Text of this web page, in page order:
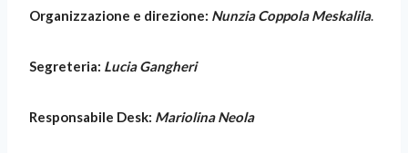
Organizzazione e direzione: Nunzia Coppola Meskalila.
Segreteria: Lucia Gangheri
Responsabile Desk: Mariolina Neola